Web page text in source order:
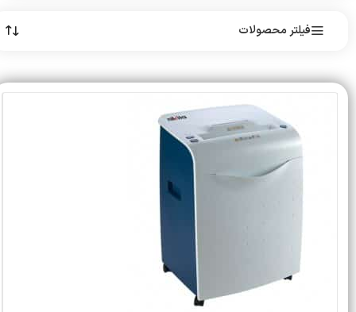
فیلتر محصولات